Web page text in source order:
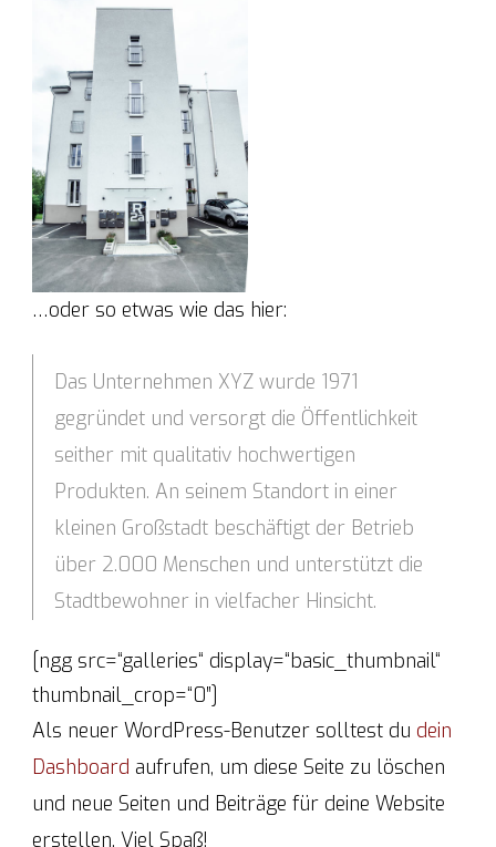
…oder so etwas wie das hier:
Das Unternehmen XYZ wurde 1971
gegründet und versorgt die Öffentlichkeit
seither mit qualitativ hochwertigen
Produkten. An seinem Standort in einer
kleinen Großstadt beschäftigt der Betrieb
über 2.000 Menschen und unterstützt die
Stadtbewohner in vielfacher Hinsicht.
[ngg src=“galleries“ display=“basic_thumbnail“
thumbnail_crop=“0″]
Als neuer WordPress-Benutzer solltest du dein
Dashboard aufrufen, um diese Seite zu löschen
und neue Seiten und Beiträge für deine Website
erstellen. Viel Spaß!